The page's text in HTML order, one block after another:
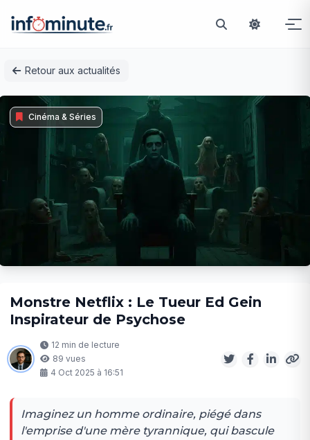
Retour aux actualités
Cinéma & Séries
Monstre Netflix : Le Tueur Ed Gein
Inspirateur de Psychose
12 min de lecture
89 vues
4 Oct 2025 à 16:51
Imaginez un homme ordinaire, piégé dans
l'emprise d'une mère tyrannique, qui bascule